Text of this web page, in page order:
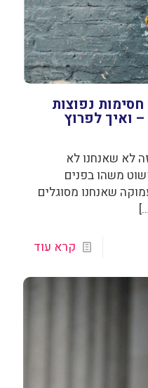
נפוצות
ואיך לפרוץ
לא שאנחנו לא
משהו בפנים
שאנחנו מסוגלים
קרא עוד